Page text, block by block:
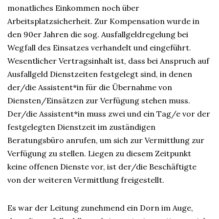
monatliches Einkommen noch über
Arbeitsplatzsicherheit. Zur Kompensation wurde in
den 90er Jahren die sog. Ausfallgeldregelung bei
Wegfall des Einsatzes verhandelt und eingeführt.
Wesentlicher Vertragsinhalt ist, dass bei Anspruch auf
Ausfallgeld Dienstzeiten festgelegt sind, in denen
der/die Assistent*in für die Übernahme von
Diensten/Einsätzen zur Verfügung stehen muss.
Der/die Assistent*in muss zwei und ein Tag/e vor der
festgelegten Dienstzeit im zuständigen
Beratungsbüro anrufen, um sich zur Vermittlung zur
Verfügung zu stellen. Liegen zu diesem Zeitpunkt
keine offenen Dienste vor, ist der/die Beschäftigte
von der weiteren Vermittlung freigestellt.
Es war der Leitung zunehmend ein Dorn im Auge,